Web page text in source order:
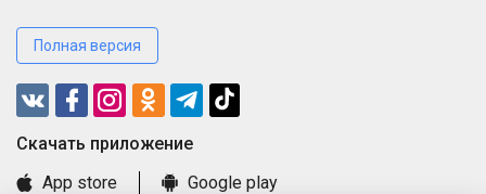
Полная версия
Cкачать приложение
App store
Google play